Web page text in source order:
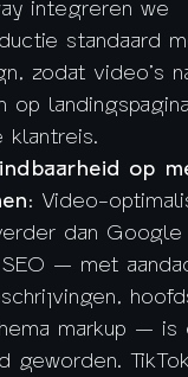
integreren we
standaard
zodat video’s
op
klantreis.
op
: Video-
dan Google
SEO — met
markup — is
geworden.